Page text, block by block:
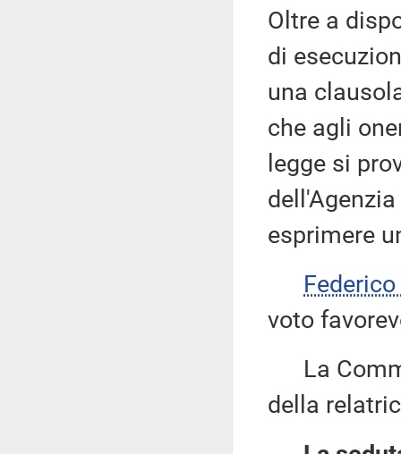
Oltre a
di
una
che agli
legge si
esprimere
voto
La
della